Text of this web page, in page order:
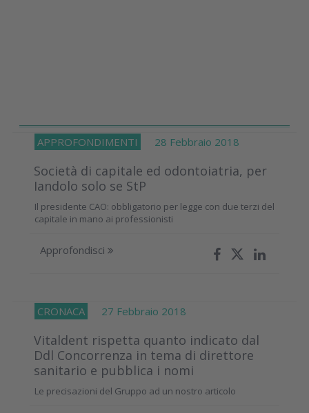
APPROFONDIMENTI 28 Febbraio 2018
Società di capitale ed odontoiatria, per
Iandolo solo se StP
Il presidente CAO: obbligatorio per legge con due terzi del
capitale in mano ai professionisti
Approfondisci
CRONACA 27 Febbraio 2018
Vitaldent rispetta quanto indicato dal
Ddl Concorrenza in tema di direttore
sanitario e pubblica i nomi
Le precisazioni del Gruppo ad un nostro articolo